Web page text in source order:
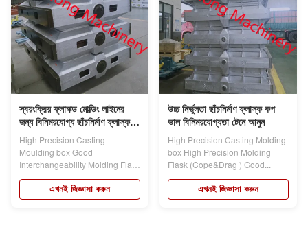
স্বয়ংক্রিয় ফ্লাস্ক্ড মোল্ডিং লাইনের
জন্য বিনিময়যোগ্য ছাঁচনির্মাণ ফ্লাস্ক
সমাবেশ
High Precision Casting
Moulding box Good
Interchangeability Molding Flask
assembly For Automatic...
এখনই জিজ্ঞাসা করুন
উচ্চ নির্ভুলতা ছাঁচনির্মাণ ফ্লাস্ক কপ
ভাল বিনিময়যোগ্যতা টেনে আনুন
High Precision Casting Molding
box High Precision Molding
Flask (Cope&Drag ) Good...
এখনই জিজ্ঞাসা করুন